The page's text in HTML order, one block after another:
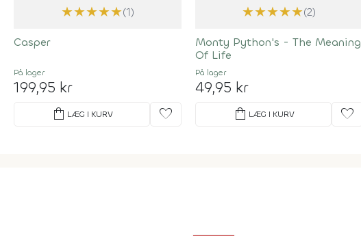
★★★★★(1)
Casper
På lager
199,95 kr
shopping_bag LÆG I KURV favorite
★★★★★(2)
Monty Python's - The Meaning
Of Life
På lager
49,95 kr
shopping_bag LÆG I KURV favorite